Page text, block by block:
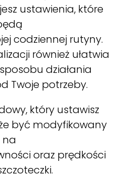
ustawienia, które
codziennej rutyny.
również ułatwia
działania
Twoje potrzeby.
który ustawisz
być modyfikowany
na
oraz prędkości